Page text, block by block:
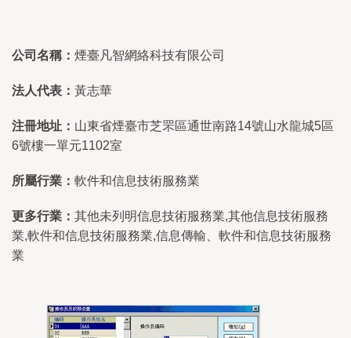
公司名稱： 煙臺凡智網絡科技有限公司
法人代表： 黃志華
注冊地址： 山東省煙臺市芝罘區通世南路14號山水龍城5區
6號樓一單元1102室
所屬行業： 軟件和信息技術服務業
更多行業： 其他未列明信息技術服務業,其他信息技術服務
業,軟件和信息技術服務業,信息傳輸、軟件和信息技術服務
業